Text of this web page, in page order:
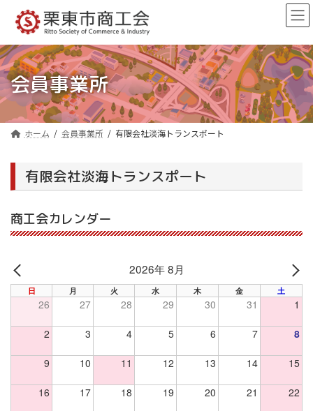
ン
ツ
へ
ス
キ
ッ
ー
シ
ョ
ン
に
移
会員事業所
ホーム 会員事業所 有限会社淡海トランスポート
有限会社淡海トランスポート
商工会カレンダー
PREV
2026年 8月
日 月 火 水 木 金 土
26 27 28 29 30 31 1
2 3 4 5 6 7 8
9 10 11 12 13 14 15
16 17 18 19 20 21 22